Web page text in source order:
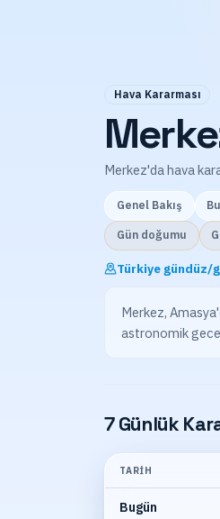
Hava Kararması
Merkez'da hava
Genel Bakış
Gün doğumu
Türkiye gündüz/
Merkez,
astronomik
7 Günlük
TARIH
Bugün